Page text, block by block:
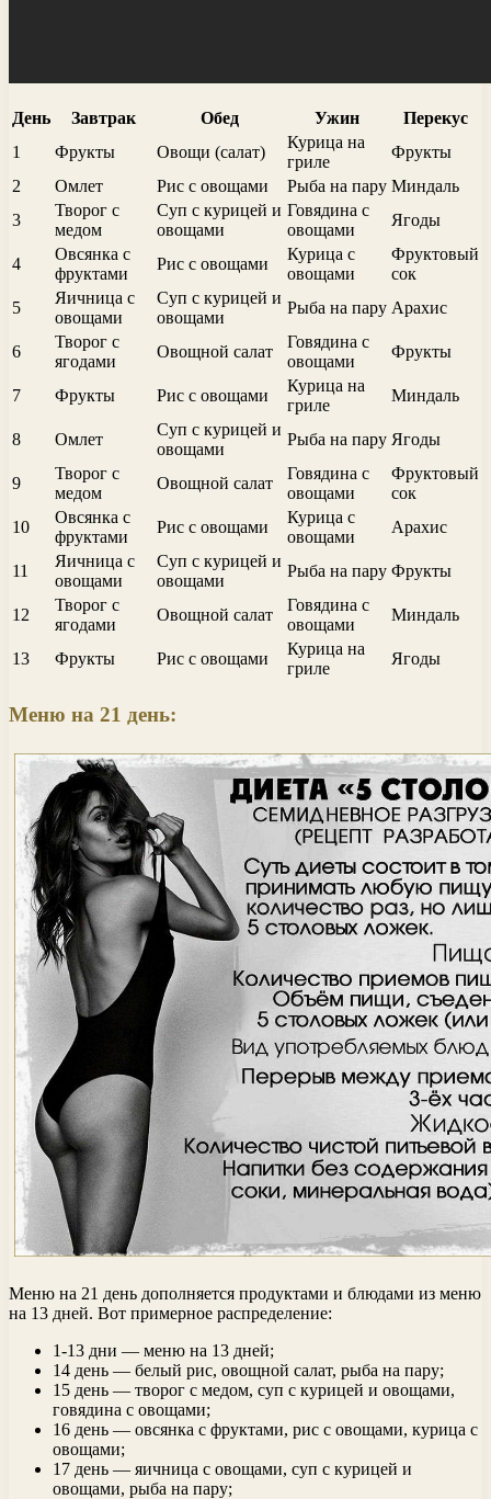
День Завтрак Обед Ужин
Перекус
1
Фрукты Овощи (салат)
Курица на
гриле
Фрукты
2
Омлет Рис с овощами Рыба на пару Миндаль
3
Творог с
медом
Суп с курицей и
овощами
Говядина с
овощами
Ягоды
4
Овсянка с
фруктами
Рис с овощами
Курица с
овощами
Фруктовый
сок
5
Яичница с
овощами
Суп с курицей и
овощами
Рыба на пару Арахис
6
Творог с
ягодами
Овощной салат
Говядина с
овощами
Фрукты
7 Фрукты Рис с овощами
Курица на
гриле
Миндаль
8 Омлет
Суп с курицей и
овощами
Рыба на пару Ягоды
9
Творог с
медом
Овощной салат
Говядина с
овощами
Фруктовый
сок
10
Овсянка с
фруктами
Рис с овощами
Курица с
овощами
Арахис
11
Яичница с
овощами
Суп с курицей и
овощами
Рыба на пару Фрукты
12
Творог с
ягодами
Овощной салат
Говядина с
овощами
Миндаль
13 Фрукты Рис с овощами
Курица на
гриле
Ягоды
Меню на 21 день:
Меню на 21 день дополняется продуктами и блюдами из меню
на 13 дней. Вот примерное распределение:
1-13 дни — меню на 13 дней;
14 день — белый рис, овощной салат, рыба на пару;
15 день — творог с медом, суп с курицей и овощами,
говядина с овощами;
16 день — овсянка с фруктами, рис с овощами, курица с
овощами;
17 день — яичница с овощами, суп с курицей и
овощами, рыба на пару;